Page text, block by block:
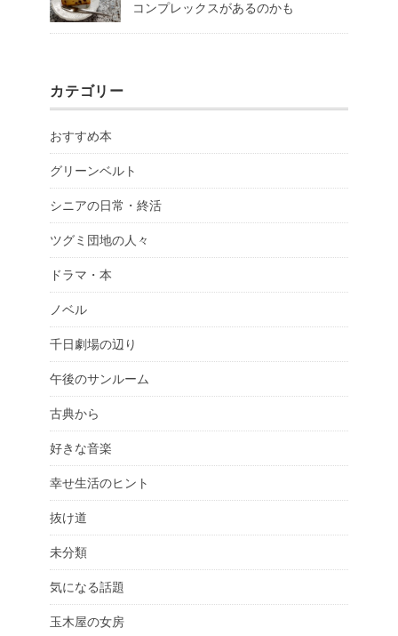
コンプレックスがあるのかも
カテゴリー
おすすめ本
グリーンベルト
シニアの日常・終活
ツグミ団地の人々
ドラマ・本
ノベル
千日劇場の辺り
午後のサンルーム
古典から
好きな音楽
幸せ生活のヒント
抜け道
未分類
気になる話題
玉木屋の女房